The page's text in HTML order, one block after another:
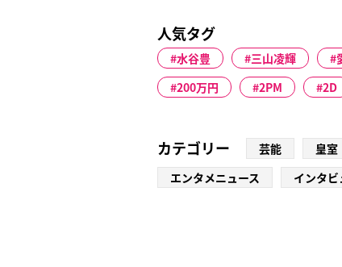
人気タグ
水谷豊 三山凌輝
200万円
2PM 2D
カテゴリー 芸能 皇室
エンタメニュース
インタビ